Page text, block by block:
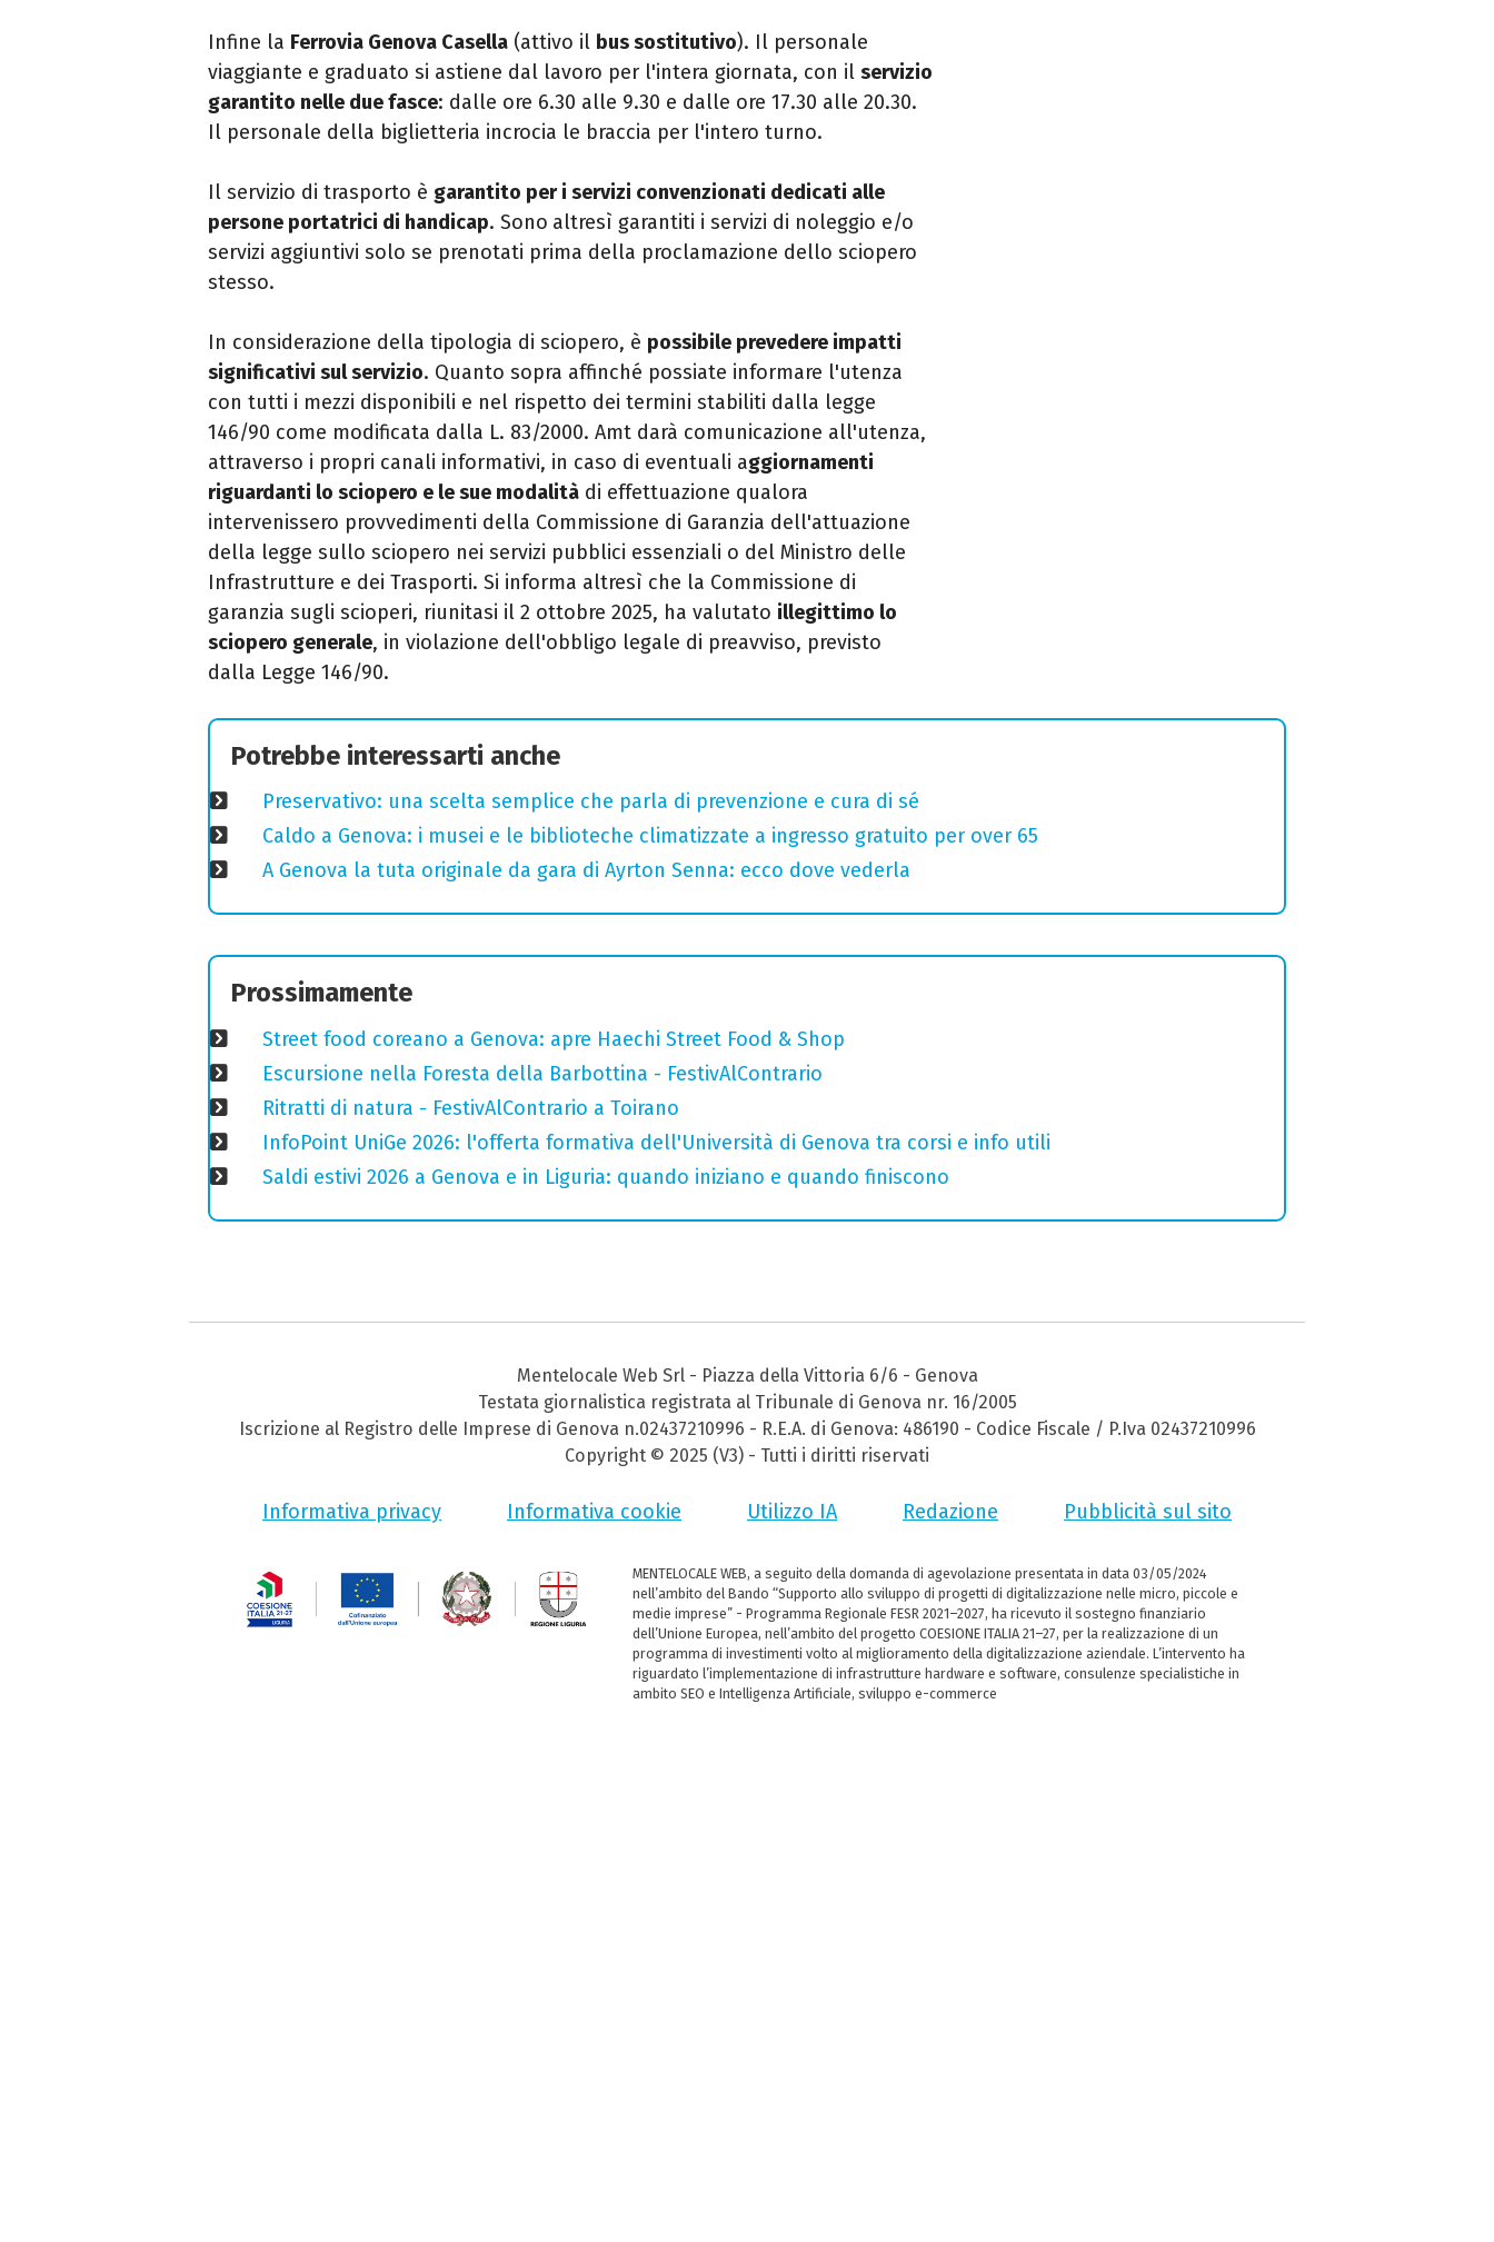
Infine la Ferrovia Genova Casella (attivo il bus sostitutivo). Il personale
viaggiante e graduato si astiene dal lavoro per l'intera giornata, con il servizio
garantito nelle due fasce: dalle ore 6.30 alle 9.30 e dalle ore 17.30 alle 20.30.
Il personale della biglietteria incrocia le braccia per l'intero turno.
Il servizio di trasporto è garantito per i servizi convenzionati dedicati alle
persone portatrici di handicap. Sono altresì garantiti i servizi di noleggio e/o
servizi aggiuntivi solo se prenotati prima della proclamazione dello sciopero
stesso.
In considerazione della tipologia di sciopero, è possibile prevedere impatti
significativi sul servizio. Quanto sopra affinché possiate informare l'utenza
con tutti i mezzi disponibili e nel rispetto dei termini stabiliti dalla legge
146/90 come modificata dalla L. 83/2000. Amt darà comunicazione all'utenza,
attraverso i propri canali informativi, in caso di eventuali aggiornamenti
riguardanti lo sciopero e le sue modalità di effettuazione qualora
intervenissero provvedimenti della Commissione di Garanzia dell'attuazione
della legge sullo sciopero nei servizi pubblici essenziali o del Ministro delle
Infrastrutture e dei Trasporti. Si informa altresì che la Commissione di
garanzia sugli scioperi, riunitasi il 2 ottobre 2025, ha valutato illegittimo lo
sciopero generale, in violazione dell'obbligo legale di preavviso, previsto
dalla Legge 146/90.
Potrebbe interessarti anche
Preservativo: una scelta semplice che parla di prevenzione e cura di sé
Caldo a Genova: i musei e le biblioteche climatizzate a ingresso gratuito per over 65
A Genova la tuta originale da gara di Ayrton Senna: ecco dove vederla
Prossimamente
Street food coreano a Genova: apre Haechi Street Food & Shop
Escursione nella Foresta della Barbottina - FestivAlContrario
Ritratti di natura - FestivAlContrario a Toirano
InfoPoint UniGe 2026: l'offerta formativa dell'Università di Genova tra corsi e info utili
Saldi estivi 2026 a Genova e in Liguria: quando iniziano e quando finiscono
Mentelocale Web Srl - Piazza della Vittoria 6/6 - Genova
Testata giornalistica registrata al Tribunale di Genova nr. 16/2005
Iscrizione al Registro delle Imprese di Genova n.02437210996 - R.E.A. di Genova: 486190 - Codice Fiscale / P.Iva 02437210996
Copyright © 2025 (V3) - Tutti i diritti riservati
Informativa privacy Informativa cookie Utilizzo IA Redazione Pubblicità sul sito
MENTELOCALE WEB, a seguito della domanda di agevolazione presentata in data 03/05/2024
nell’ambito del Bando “Supporto allo sviluppo di progetti di digitalizzazione nelle micro, piccole e
medie imprese” - Programma Regionale FESR 2021–2027, ha ricevuto il sostegno finanziario
dell’Unione Europea, nell’ambito del progetto COESIONE ITALIA 21–27, per la realizzazione di un
programma di investimenti volto al miglioramento della digitalizzazione aziendale. L’intervento ha
riguardato l’implementazione di infrastrutture hardware e software, consulenze specialistiche in
ambito SEO e Intelligenza Artificiale, sviluppo e-commerce